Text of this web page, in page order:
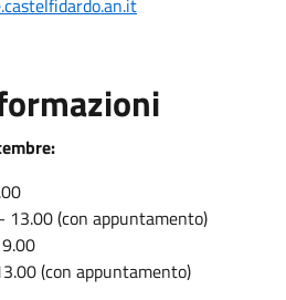
13.00 (con appuntamento)
(con appuntamento)